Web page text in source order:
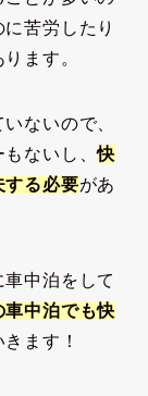
苦労したり
ます。
ないので、
もないし、快
する必要があ
中泊をして
車中泊でも快
ます！